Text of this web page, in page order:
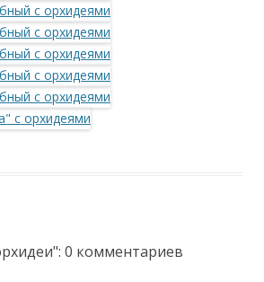
: 0 комментариев